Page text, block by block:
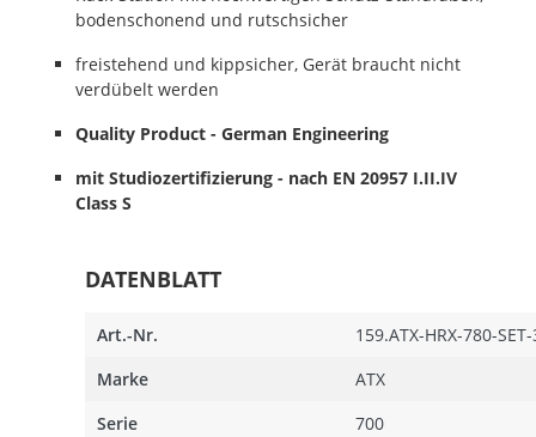
bodenschonend und rutschsicher
freistehend und kippsicher, Gerät braucht nicht
verdübelt werden
Quality Product - German Engineering
mit Studiozertifizierung - nach EN 20957 I.II.IV
Class S
DATENBLATT
Informationen
Art.-Nr.
159.ATX-HRX-780-
Marke
ATX
Serie
700